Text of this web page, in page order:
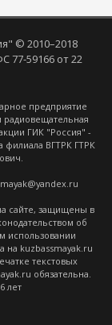
© 2010–2018
77-59166 от 22
предприятие
радиовещательная
ГИК "Россия" -
филиала ВГТРК ГТРК
сайте, защищены в
об
использовании
на kuzbassmayak.ru
текстовых
обязательна.
лет